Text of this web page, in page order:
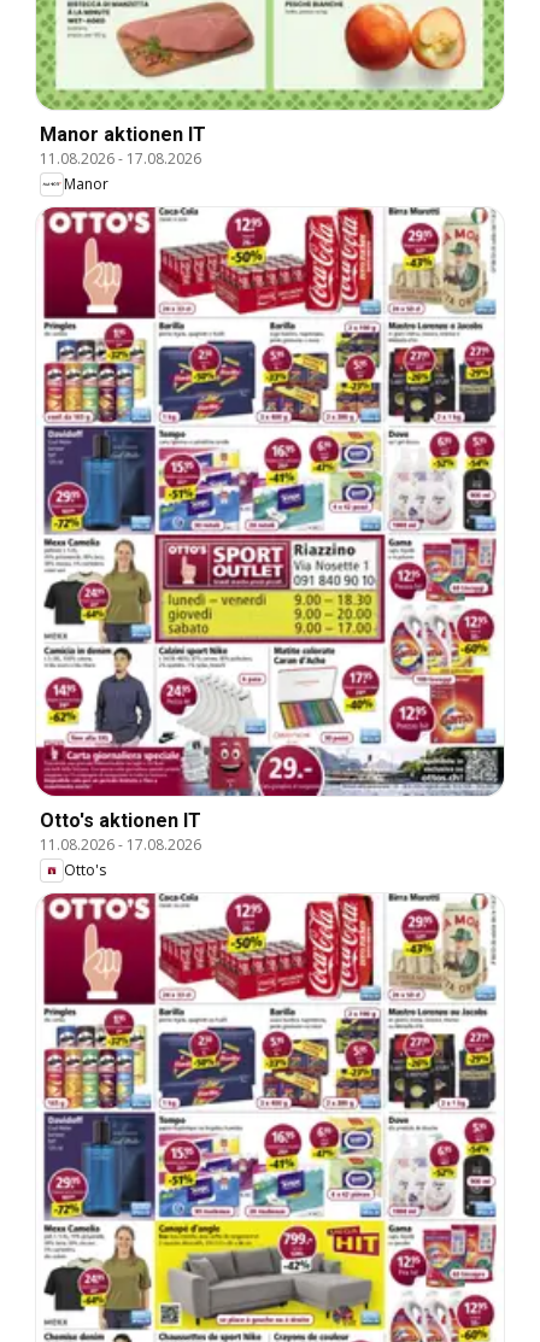
Manor aktionen IT
11.08.2026- 17.08.2026
Manor
Otto's aktionen IT
11.08.2026- 17.08.2026
Otto's